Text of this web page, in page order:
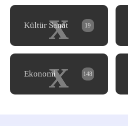
x
Kültür Sanat 19
x
Ekonomi 148